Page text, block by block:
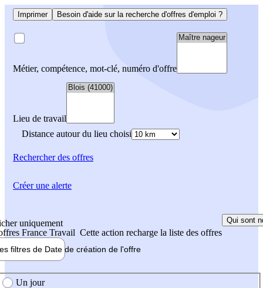
Imprimer Besoin d'aide sur la recherche d'offres d'emploi ?
Métier, compétence, mot-clé, numéro d'offre
Lieu de travail
Distance autour du lieu choisi
Rechercherdes offres
uniquement
France Travail Cette action recharge la liste des offres
Qui sont
filtres de Date de création de l'offre
création de l'offre
Un jour
Créer une alerte